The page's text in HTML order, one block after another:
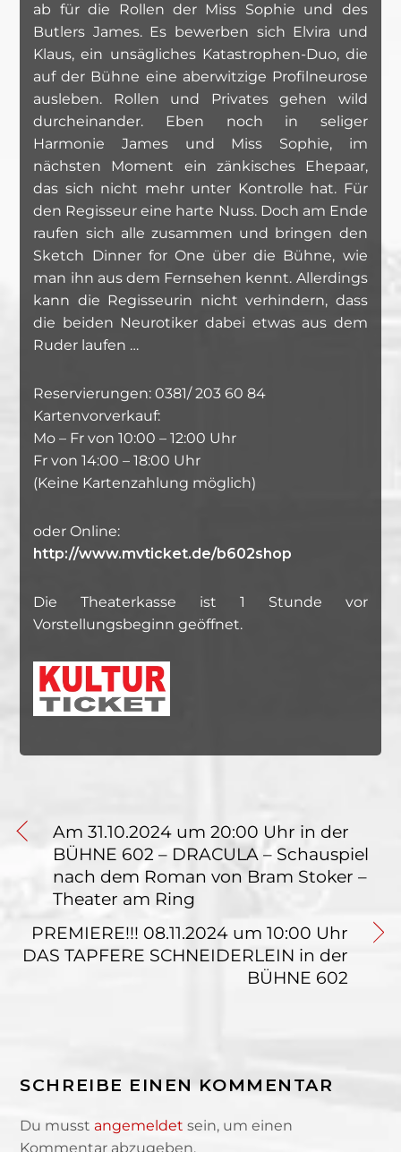
ab für die Rollen der Miss Sophie und des
Butlers James. Es bewerben sich Elvira und
Klaus, ein unsägliches Katastrophen-Duo, die
auf der Bühne eine aberwitzige Profilneurose
ausleben. Rollen und Privates gehen wild
durcheinander. Eben noch in seliger
Harmonie James und Miss Sophie, im
nächsten Moment ein zänkisches Ehepaar,
das sich nicht mehr unter Kontrolle hat. Für
den Regisseur eine harte Nuss. Doch am Ende
raufen sich alle zusammen und bringen den
Sketch Dinner for One über die Bühne, wie
man ihn aus dem Fernsehen kennt. Allerdings
kann die Regisseurin nicht verhindern, dass
die beiden Neurotiker dabei etwas aus dem
Ruder laufen …
Reservierungen: 0381/ 203 60 84
Kartenvorverkauf:
Mo – Fr von 10:00 – 12:00 Uhr
Fr von 14:00 – 18:00 Uhr
(Keine Kartenzahlung möglich)
oder Online:
http://www.mvticket.de/b602shop
Die Theaterkasse ist 1 Stunde vor
Vorstellungsbeginn geöffnet.
Am 31.10.2024 um 20:00 Uhr in der
BÜHNE 602 – DRACULA – Schauspiel
nach dem Roman von Bram Stoker –
Theater am Ring
PREMIERE!!! 08.11.2024 um 10:00 Uhr
DAS TAPFERE SCHNEIDERLEIN in der
BÜHNE 602
SCHREIBE EINEN KOMMENTAR
Du musstangemeldet sein, um einen
Kommentar abzugeben.